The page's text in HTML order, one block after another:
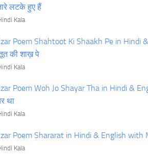
लटके हुए हैं
Kala
Poem Shahtoot Ki Shaakh Pe in Hindi
की शाख़ पे
Kala
Poem Woh Jo Shayar Tha in Hindi &
था
Kala
Poem Shararat in Hindi & English with
Kala